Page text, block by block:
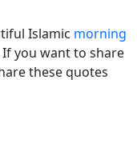
Islamic morning
you want to share
these quotes